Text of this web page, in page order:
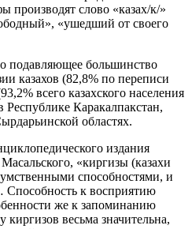
производят слово «казах/к/»
«ушедший от своего
подавляющее большинство
казахов (82,8% по переписи
всего казахского населения
Республике Каракалпакстан,
областях.
издания
«киргизы (казахи
способностями, и
Способность к восприятию
же к запоминанию
весьма значительна,